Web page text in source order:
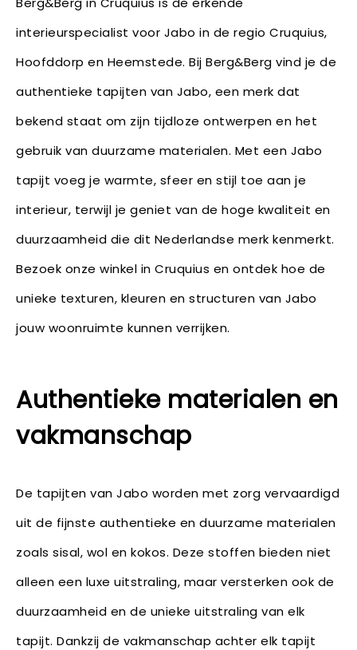
interieurspecialist voor Jabo in de regio Cruquius,
Hoofddorp en Heemstede. Bij Berg&Berg vind je de
authentieke tapijten van Jabo, een merk dat
bekend staat om zijn tijdloze ontwerpen en het
gebruik van duurzame materialen. Met een Jabo
tapijt voeg je warmte, sfeer en stijl toe aan je
interieur, terwijl je geniet van de hoge kwaliteit en
duurzaamheid die dit Nederlandse merk kenmerkt.
Bezoek onze winkel in Cruquius en ontdek hoe de
unieke texturen, kleuren en structuren van Jabo
jouw woonruimte kunnen verrijken.
Authentieke materialen en
vakmanschap
De tapijten van Jabo worden met zorg vervaardigd
uit de fijnste authentieke en duurzame materialen
zoals sisal, wol en kokos. Deze stoffen bieden niet
alleen een luxe uitstraling, maar versterken ook de
duurzaamheid en de unieke uitstraling van elk
tapijt. Dankzij de vakmanschap achter elk tapijt